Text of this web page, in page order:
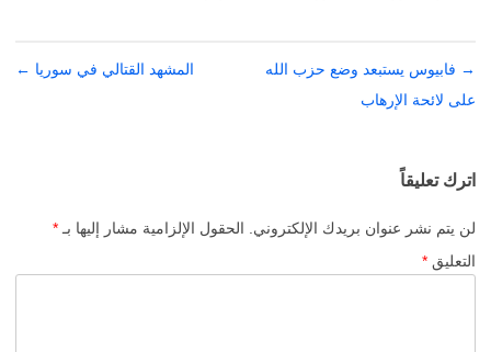
تصفّح
المقالات
→ فابيوس يستبعد وضع حزب الله
على لائحة الإرهاب
المشهد القتالي في سوريا ←
اترك تعليقاً
لن يتم نشر عنوان بريدك الإلكتروني. الحقول الإلزامية مشار إليها بـ *
التعليق *